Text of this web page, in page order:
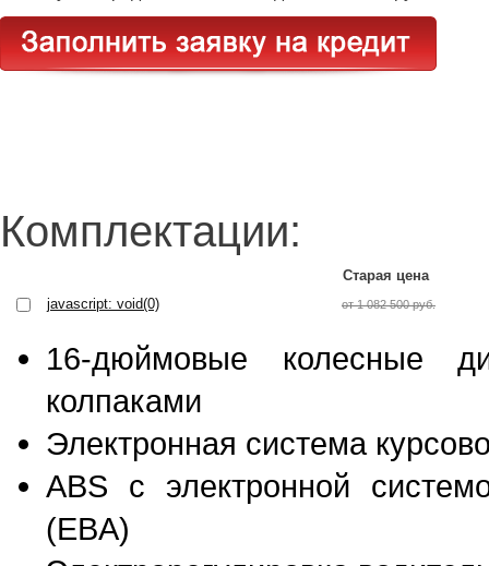
Комплектации:
Старая цена
javascript: void(0)
от 1 082 500 руб.
16-дюймовые колесные
колпаками
Электронная система
ABS c электронной
(EBA)